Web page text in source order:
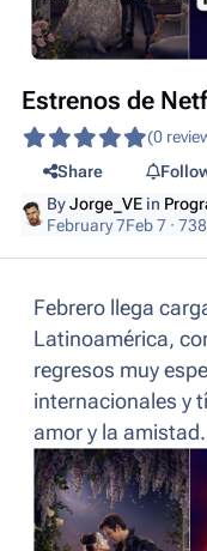
Estrenos de
(0
Share
ByJorge_VE in
February 7Feb 7 ·
Febrero llega
Latinoamérica,
regresos muy
internacionales y
amor y la amistad.